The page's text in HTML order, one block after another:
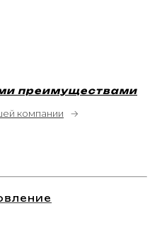
преимуществами
компании →